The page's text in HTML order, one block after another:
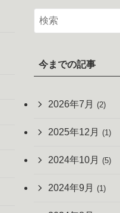
今までの記事
2026年7月 (2)
2025年12月 (1)
2024年10月 (5)
2024年9月 (1)